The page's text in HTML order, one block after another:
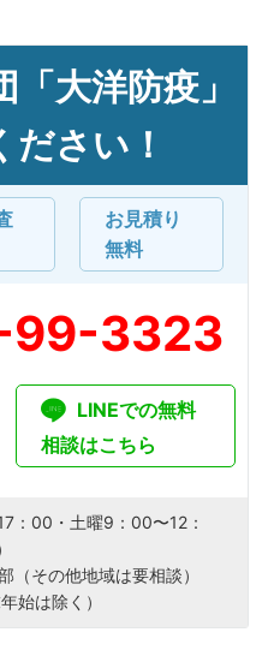
大洋防疫」
ださい！
お見積り
無料
99-3323
LINEでの無料
相談はこちら
：00・土曜9：00〜12：
（その他地域は要相談）
始は除く）